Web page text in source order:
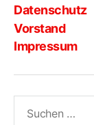
Datenschutz
Vorstand
Impressum
nach: